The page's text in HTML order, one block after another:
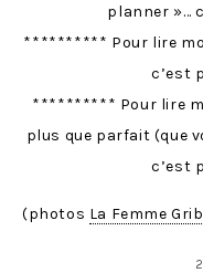
planner »…
********** Pour lire
c’est
********** Pour lire
plus que parfait (que
c’est
(photos La Femme